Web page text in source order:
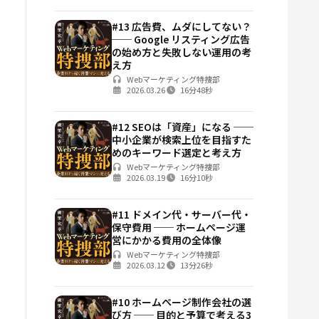
#13 広告費、ムダにしてない？
── Google リスティング広告
の始め方と失敗しない運用の考
え方
Webマーケティング特捜部
2026.03.26
16分48秒
#12 SEOは「資産」になる ──
中小企業が検索上位を目指すた
めのキーワード選定と考え方
Webマーケティング特捜部
2026.03.19
16分10秒
#11 ドメイン代・サーバー代・
保守費用 ── ホームページ運
営にかかる費用の全体像
Webマーケティング特捜部
2026.03.12
13分26秒
#10 ホームページ制作会社の選
び方 ── 目的と予算で考える3